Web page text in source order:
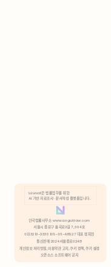
분석 쿠키 허용
Lawvot은 법률업무를 위한
AI 기반 자료조사 · 문서작성 플랫폼입니다.
안국법률사무소 www.anguklaw.com
서울시 종로구 율곡로2길 7, 304호
02)3210-3330 105-05-48527 대표 정희찬
통신판매 2024서울종로0248
개인정보 처리방침, 이용약관 고지, 쿠키 정책, 쿠키 설정
오픈소스 소프트웨어 공지